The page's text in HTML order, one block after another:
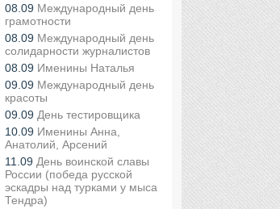
08.09 Международный день
грамотности
08.09 Международный день
солидарности журналистов
08.09 Именины Наталья
09.09 Международный день
красоты
09.09 День тестировщика
10.09 Именины Анна,
Анатолий, Арсений
11.09 День воинской славы
России (победа русской
эскадры над турками у мыса
Тендра)